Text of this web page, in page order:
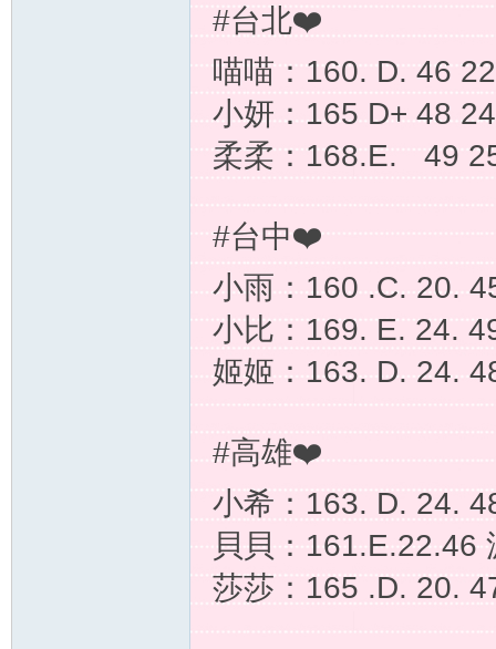
#台北❤️
喵喵：160. D. 46
小妍：165 D+ 48
柔柔：168.E. 49
#台中❤️
小雨：160 .C. 20.
小比：169. E. 24.
姬姬：163. D. 24.
#高雄❤️
小希：163. D. 24.
貝貝：161.E.22.46
莎莎：165 .D. 20.